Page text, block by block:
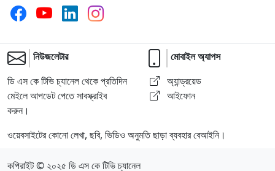
নিউজলেটার
ডি এস কে টিভি চ্যানেল থেকে প্রতিদিন
মেইলে আপডেট পেতে সাবস্ক্রাইব
করুন।
মোবাইল অ্যাপস
অ্যান্ড্রয়েড
আইফোন
ওয়েবসাইটের কোনো লেখা, ছবি, ভিডিও অনুমতি ছাড়া ব্যবহার বেআইনি।
কপিরাইট © ২০২৫ ডি এস কে টিভি চ্যানেল